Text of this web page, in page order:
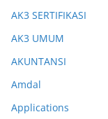
AK3 SERTIFIKASI
AK3 UMUM
AKUNTANSI
Amdal
Applications